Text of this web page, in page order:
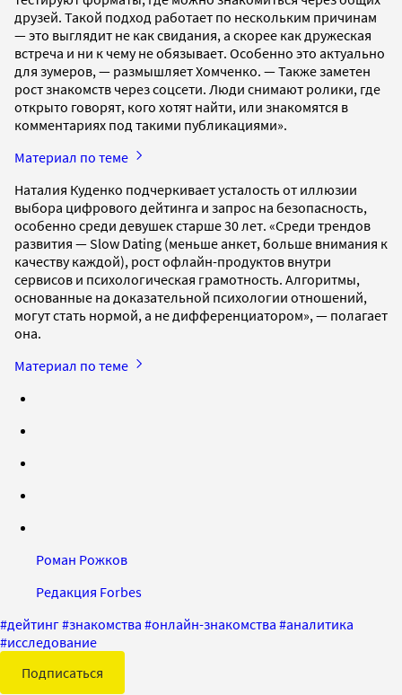
друзей. Такой подход работает по нескольким причинам
— это выглядит не как свидания, а скорее как дружеская
встреча и ни к чему не обязывает. Особенно это актуально
для зумеров, — размышляет Хомченко. — Также заметен
рост знакомств через соцсети. Люди снимают ролики, где
открыто говорят, кого хотят найти, или знакомятся в
комментариях под такими публикациями».
Материал по теме
Наталия Куденко подчеркивает усталость от иллюзии
выбора цифрового дейтинга и запрос на безопасность,
особенно среди девушек старше 30 лет. «Среди трендов
развития — Slow Dating (меньше анкет, больше внимания к
качеству каждой), рост офлайн-продуктов внутри
сервисов и психологическая грамотность. Алгоритмы,
основанные на доказательной психологии отношений,
могут стать нормой, а не дифференциатором», — полагает
она.
Материал по теме
Роман Рожков
Редакция Forbes
#дейтинг#знакомства #онлайн-знакомства #аналитика
#исследование
Подписаться